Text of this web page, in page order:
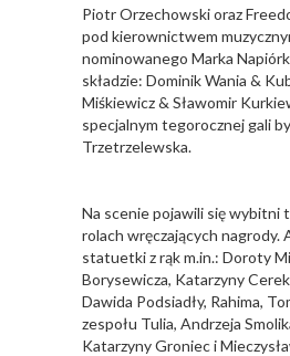
Piotr Orzechowski oraz
pod kierownictwem
nominowanego Marka
składzie: Dominik Wania &
Miśkiewicz & Sławomir
specjalnym tegorocznej gali
Trzetrzelewska.
Na scenie pojawili się wybitni
rolach wręczających nagrody.
statuetki z rąk m.in.: Doroty
Borysewicza, Katarzyny
Dawida Podsiadły, Rahima,
zespołu Tulia, Andrzeja
Katarzyny Groniec i